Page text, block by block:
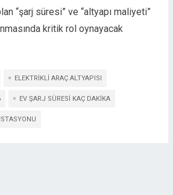
“şarj süresi” ve “altyapı maliyeti”
kritik rol oynayacak
ELEKTRIKLI ARAÇ ALTYAPISI
EV ŞARJ SÜRESI KAÇ DAKIKA